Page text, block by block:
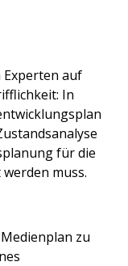
Experten auf
In
für die
muss.
zu